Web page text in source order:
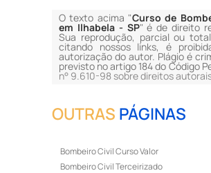
O texto acima "Curso de
em Ilhabela - SP" é de direito
Sua reprodução, parcial ou
citando nossos links, é
autorização do autor. Plágio é
previsto no artigo 184 do Código
n° 9.610-98 sobre direitos
OUTRAS PÁGINAS
Bombeiro Civil Curso Valor
Bombeiro Civil Terceirizado